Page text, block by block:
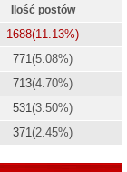
Ilość postów
1688(11.13%)
771 (5.08%)
713(4.70%)
531 (3.50%)
371 (2.45%)